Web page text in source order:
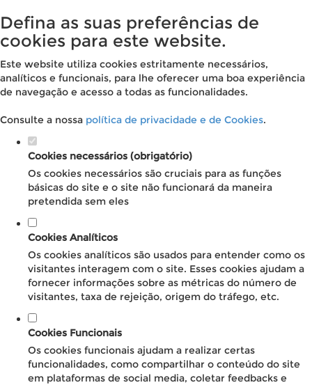
Defina as suas preferências de
cookies para este website.
Este website utiliza cookies estritamente necessários,
analíticos e funcionais, para lhe oferecer uma boa experiência
de navegação e acesso a todas as funcionalidades.
Consulte a nossa política de privacidade e de Cookies.
Cookies necessários (obrigatório)
Os cookies necessários são cruciais para as funções
básicas do site e o site não funcionará da maneira
pretendida sem eles
Cookies Analíticos
Os cookies analíticos são usados para entender como os
visitantes interagem com o site. Esses cookies ajudam a
fornecer informações sobre as métricas do número de
visitantes, taxa de rejeição, origem do tráfego, etc.
Cookies Funcionais
Os cookies funcionais ajudam a realizar certas
funcionalidades, como compartilhar o conteúdo do site
em plataformas de social media, coletar feedbacks e